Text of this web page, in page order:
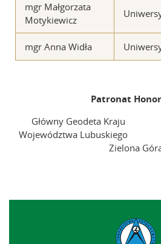
mgr Małgorzata
Motykiewicz
mgr Anna Widła
Patronat
Główny Geodeta
Województwa
Zielona